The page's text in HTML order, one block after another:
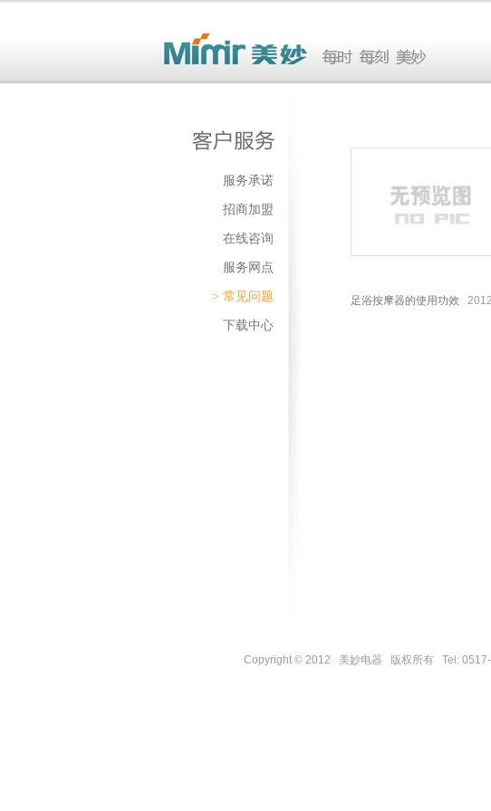
服务承诺
招商加盟
在线咨询
服务网点
> 常见问题
下载中心
足浴按摩器的使用功效
Copyright © 2012 美妙电器 版权所有 Tel: